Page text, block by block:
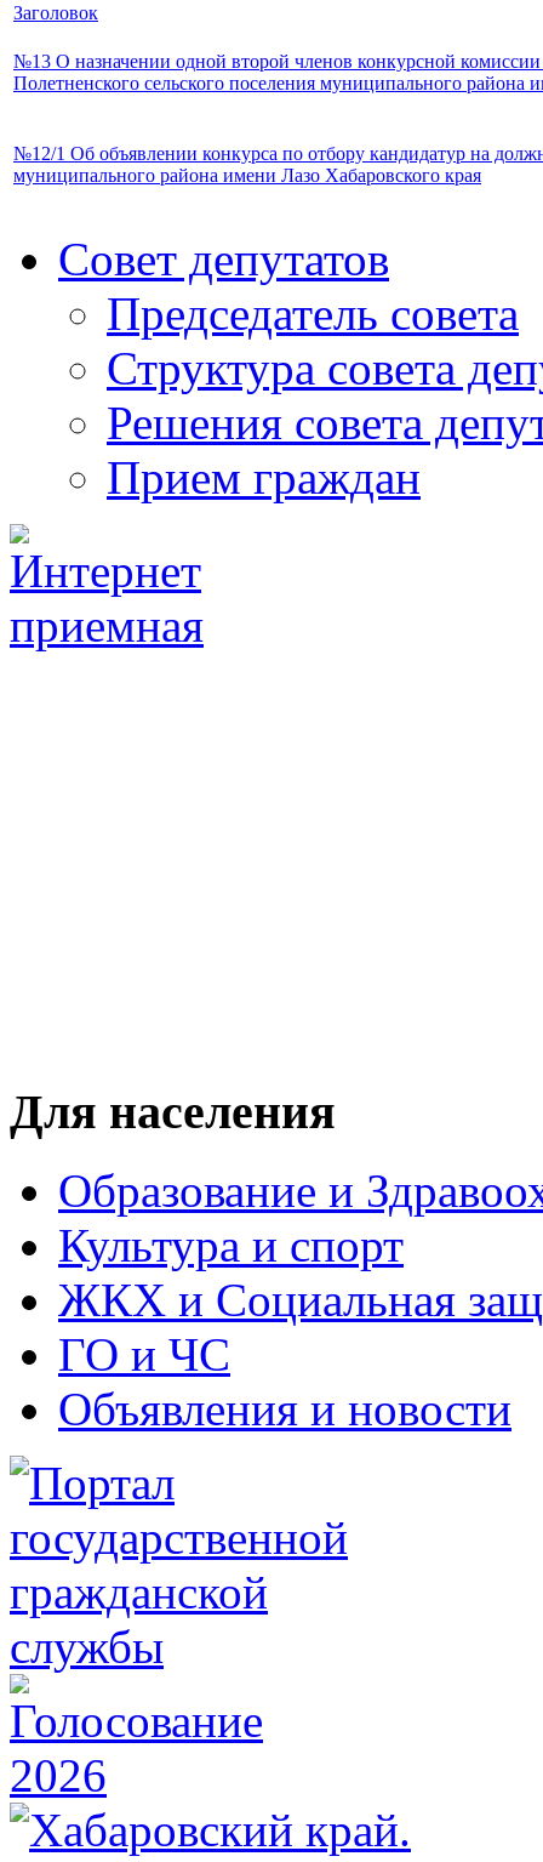
Заголовок
№13 О назначении одной второй членов конкурсной
Полетненского сельского поселения муниципального района
№12/1 Об объявлении конкурса по отбору кандидатур на
муниципального района имени Лазо Хабаровского края
Совет депутатов
Председатель совета
Структура совета
Решения совета
Прием граждан
Для населения
Образование и
Культура и спорт
ЖКХ и Социальная
ГО и ЧС
Объявления и новости